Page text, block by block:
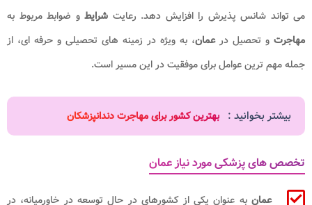
می تواند شانس پذیرش را افزایش دهد. رعایت شرایطو ضوابط مربوط به
مهاجرت و تحصیل درعمان، به ویژه در زمینه های تحصیلی و حرفه ای، از
جمله مهم ترین عوامل برای موفقیت در این مسیر است.
بیشتر بخوانید : بهترین کشور برای مهاجرت دندانپزشکان
تخصص های پزشکی مورد نیاز عمان
عمانبه عنوان یکی از کشورهای در حال توسعه در خاورمیانه، در